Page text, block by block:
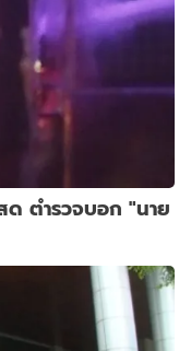
ด ตำรวจบอก "นาย